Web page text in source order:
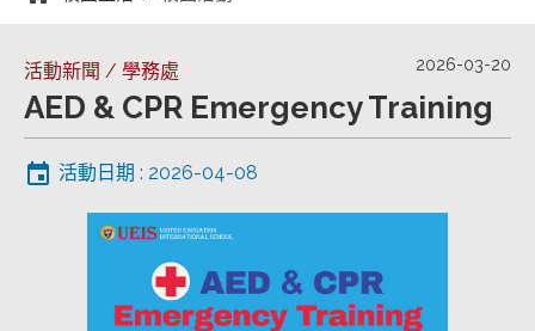
2026-03-20
活動新聞 / 學務處
AED & CPR Emergency Training
活動日期 : 2026-04-08